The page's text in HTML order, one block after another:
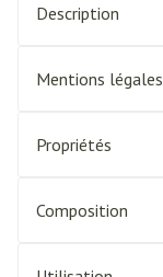
Description
Mentions légales
Propriétés
Composition